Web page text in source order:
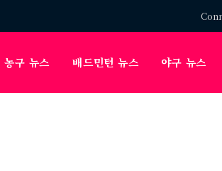
농구 뉴스 배드민턴 뉴스 야구 뉴스